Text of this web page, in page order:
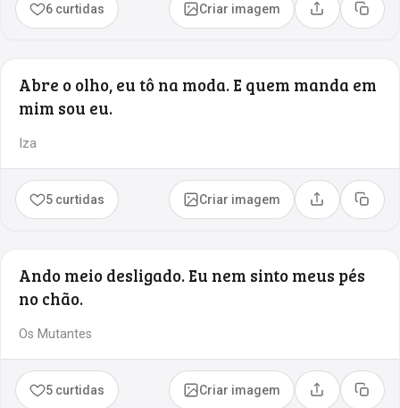
6 curtidas Criar imagem Compartilhar
Copiar
Abre o olho, eu tô na moda. E quem manda em
mim sou eu.
Iza
5 curtidas Criar imagem Compartilhar
Copiar
Ando meio desligado. Eu nem sinto meus pés
no chão.
Os Mutantes
5 curtidas Criar imagem Compartilhar
Copiar